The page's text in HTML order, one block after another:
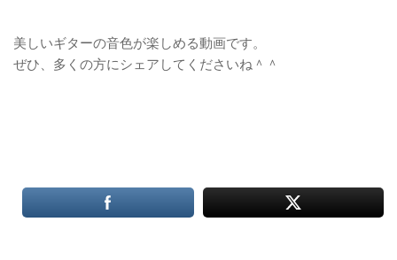
美しいギターの音色が楽しめる動画です。
ぜひ、多くの方にシェアしてくださいね＾＾